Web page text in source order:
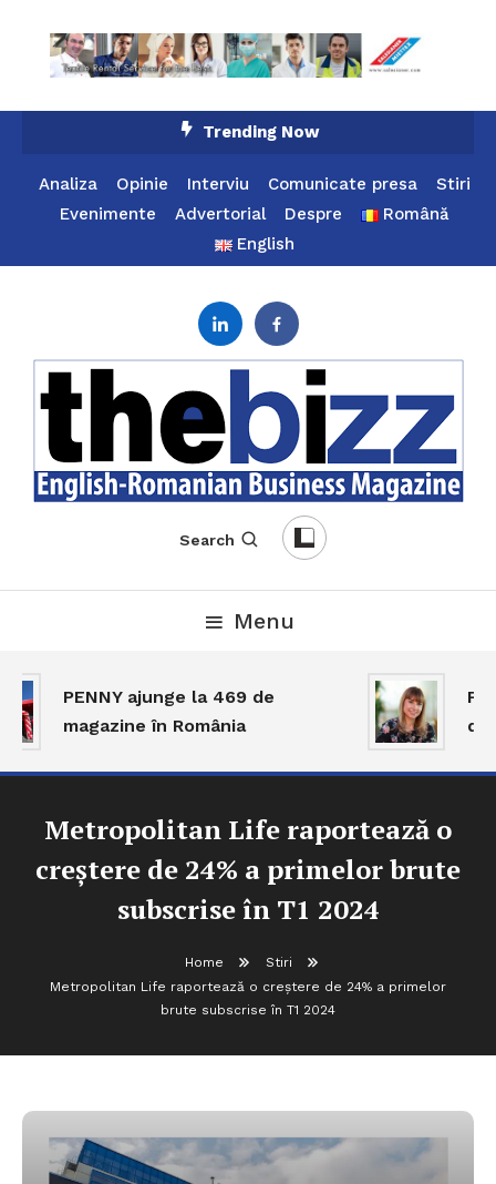
Content
Trending Now
Analiza Opinie Interviu Comunicate presa
Stiri
Evenimente
Advertorial Despre
Română
English
Search
Menu
PENNY ajunge la 469 de
magazine în România
Metropolitan Life raportează o
creștere de 24% a primelor brute
subscrise în T1 2024
Home
Stiri
Metropolitan Life raportează o creștere de 24% a primelor
brute subscrise în T1 2024